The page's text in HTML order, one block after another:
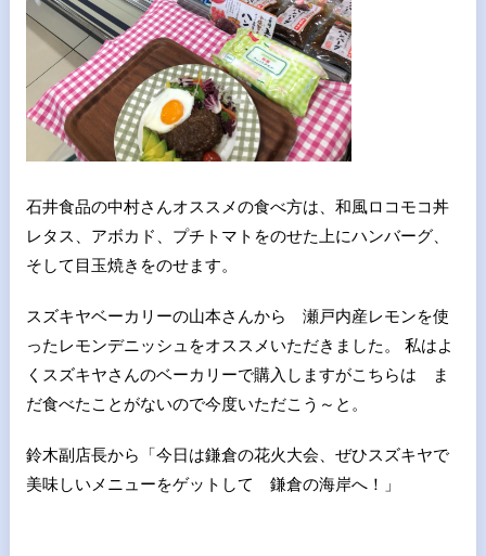
石井食品の中村さんオススメの食べ方は、和風ロコモコ丼
レタス、アボカド、プチトマトをのせた上にハンバーグ、
そして目玉焼きをのせます。
スズキヤベーカリーの山本さんから 瀬戸内産レモンを使
ったレモンデニッシュをオススメいただきました。 私はよ
くスズキヤさんのベーカリーで購入しますがこちらは ま
だ食べたことがないので今度いただこう～と。
鈴木副店長から「今日は鎌倉の花火大会、ぜひスズキヤで
美味しいメニューをゲットして 鎌倉の海岸へ！」